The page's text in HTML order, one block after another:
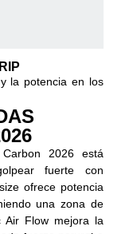
la potencia en los
2026 está
fuerte con
ofrece potencia
una zona de
Air Flow mejora la